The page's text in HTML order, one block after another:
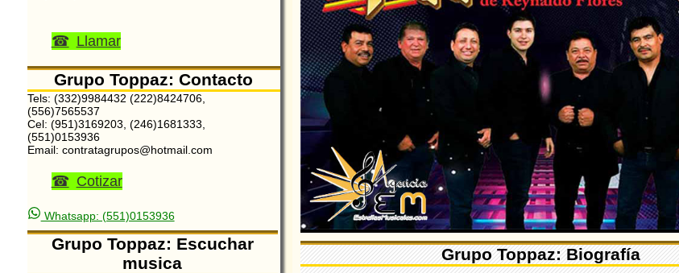
Llamar
Grupo Toppaz: Contacto
Tels: (332)9984432 (222)8424706,
(556)7565537
Cel: (951)3169203, (246)1681333,
(551)0153936
Email: contratagrupos@hotmail.com
Cotizar
Whatsapp: (551)0153936
Grupo Toppaz: Escuchar
musica
Grupo Toppaz: Biografía